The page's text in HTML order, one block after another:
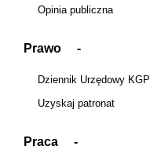
Opinia publiczna
Prawo
Dziennik Urzędowy KGP
Uzyskaj patronat
Praca